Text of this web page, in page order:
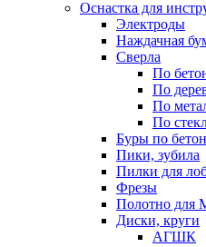
Оснастка для
Электроды
Наждачная
Сверла
По
По
По
По
Буры по
Пики, зубила
Пилки для
Фрезы
Полотно
Диски, круги
АГШК